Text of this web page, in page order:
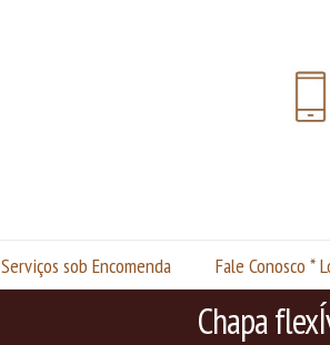
Serviços sob Encomenda Fale Conosco *
Chapa